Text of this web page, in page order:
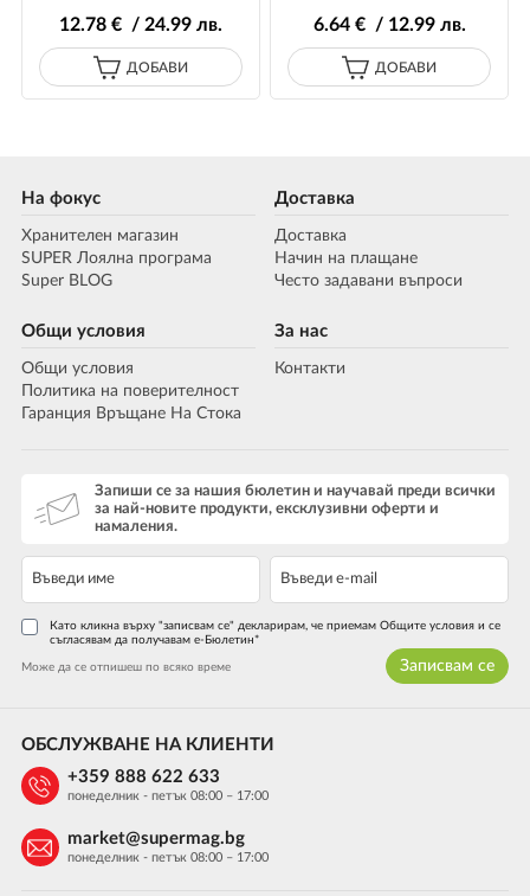
12.78€ / 24.99лв.
ДОБАВИ
6.64€ / 12.99лв.
ДОБАВИ
На фокус
Хранителен магазин
SUPER Лоялна програма
Super BLOG
Доставка
Доставка
Начин на плащане
Често задавани въпроси
Общи условия
Общи условия
Политика на поверителност
Гаранция Връщане На Стока
За нас
Контакти
Запиши се за нашия бюлетин и научавай преди всички
за най-новите продукти, ексклузивни оферти и
намаления.
Като кликна върху "записвам се" декларирам, че приемам Общите условия и се
съгласявам да получавам е-Бюлетин*
Може да се отпишеш по всяко време Записвам се
ОБСЛУЖВАНЕ НА КЛИЕНТИ
+359 888 622 633
понеделник - петък 08:00 – 17:00
market@supermag.bg
понеделник - петък 08:00 – 17:00